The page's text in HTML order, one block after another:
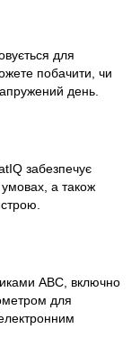
для
побачити, чи
день.
забезпечує
умовах, а також
ABC, включно
для